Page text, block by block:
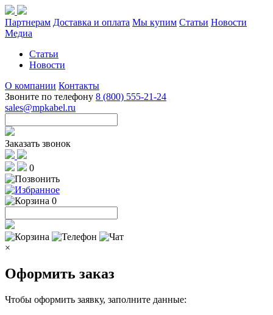
Партнерам Доставка и оплата Мы купим Статьи Новости
Медиа
Статьи
Новости
О компании Контакты
Звоните по телефону 8 (800) 555-21-24
sales@mpkabel.ru
Заказать звонок
0
0
×
Оформить заказ
Чтобы оформить заявку, заполните данные: